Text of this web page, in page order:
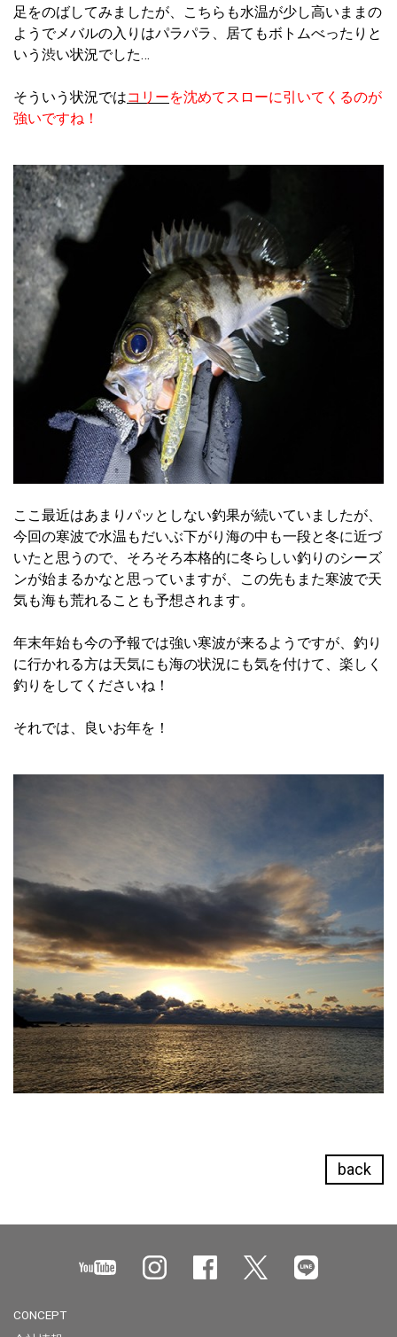
足をのばしてみましたが、こちらも水温が少し高いままの
ようでメバルの入りはパラパラ、居てもボトムべったりと
いう渋い状況でした…
そういう状況ではコリーを沈めてスローに引いてくるのが
強いですね！
ここ最近はあまりパッとしない釣果が続いていましたが、
今回の寒波で水温もだいぶ下がり海の中も一段と冬に近づ
いたと思うので、そろそろ本格的に冬らしい釣りのシーズ
ンが始まるかなと思っていますが、この先もまた寒波で天
気も海も荒れることも予想されます。
年末年始も今の予報では強い寒波が来るようですが、釣り
に行かれる方は天気にも海の状況にも気を付けて、楽しく
釣りをしてくださいね！
それでは、良いお年を！
back
CONCEPT